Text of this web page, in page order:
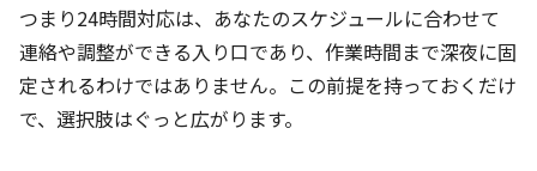
つまり24時間対応は、あなたのスケジュールに合わせて
連絡や調整ができる入り口であり、作業時間まで深夜に固
定されるわけではありません。この前提を持っておくだけ
で、選択肢はぐっと広がります。